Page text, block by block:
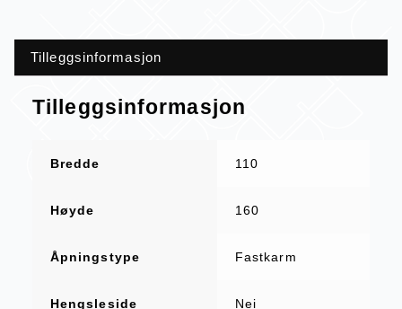
Tilleggsinformasjon
Tilleggsinformasjon
Bredde 110
Høyde 160
Åpningstype Fastkarm
Hengsleside Nei